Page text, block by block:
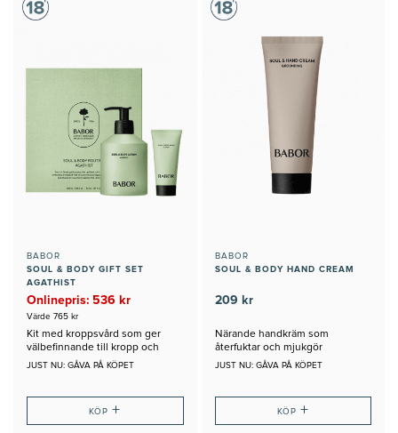
BABOR
SOUL & BODY GIFT SET
AGATHIST
Onlinepris: 536 kr
Värde 765 kr
Kit med kroppsvård som ger
välbefinnande till kropp och
sinne
JUST NU: GÅVA PÅ KÖPET
KÖP+
BABOR
SOUL & BODY HAND CREAM
209 kr
Närande handkräm som
återfuktar och mjukgör
JUST NU: GÅVA PÅ KÖPET
KÖP +